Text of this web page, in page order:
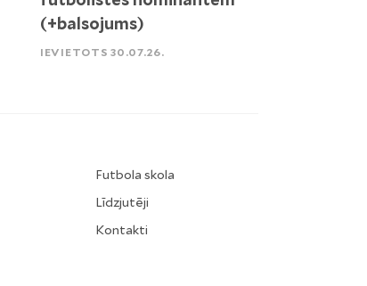
(+balsojums)
IEVIETOTS 30.07.26.
Futbola skola
Līdzjutēji
Kontakti